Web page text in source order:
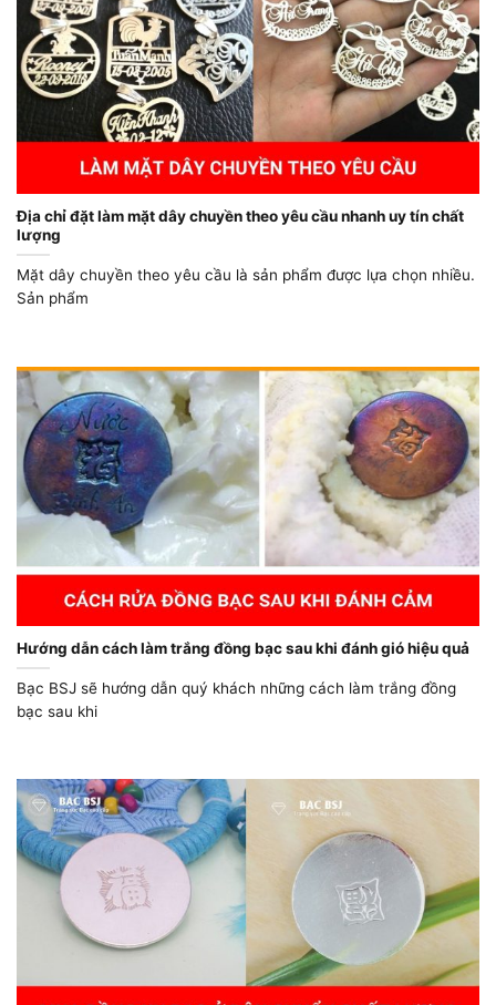
Địa chỉ đặt làm mặt dây chuyền theo yêu cầu nhanh uy tín chất
lượng
Mặt dây chuyền theo yêu cầu là sản phẩm được lựa chọn nhiều.
Sản phẩm
Hướng dẫn cách làm trắng đồng bạc sau khi đánh gió hiệu quả
Bạc BSJ sẽ hướng dẫn quý khách những cách làm trắng đồng
bạc sau khi